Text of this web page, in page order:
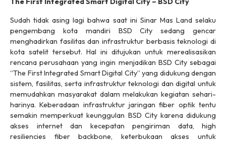
Sudah tidak asing lagi bahwa saat ini Sinar Mas Land selaku
pengembang kota mandiri BSD City sedang gencar
menghadirkan fasilitas dan infrastruktur berbasis teknologi di
kota satelit tersebut. Hal ini ditujukan untuk merealisasikan
rencana perusahaan yang ingin menjadikan BSD City sebagai
“The First Integrated Smart Digital City” yang didukung dengan
sistem, fasilitas, serta infrastruktur teknologi dan digital untuk
memudahkan masyarakat dalam melakukan kegiatan sehari-
harinya. Keberadaan infrastruktur jaringan fiber optik tentu
semakin memperkuat keunggulan BSD City karena didukung
akses internet dan kecepatan pengiriman data, high
resiliencies fiber backbone, keterbukaan akses untuk